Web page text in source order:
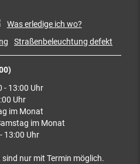
- 13:00 Uhr
Uhr
im Monat
im Monat
13:00 Uhr
nur mit Termin möglich.
Was erledige ich wo?
Straßenbeleuchtung defekt